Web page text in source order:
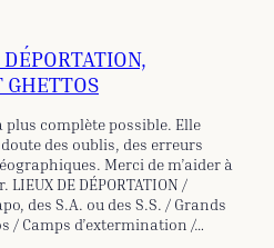
GHETTOS
plus complète possible. Elle
des oublis, des erreurs
Merci de m’aider à
DE DÉPORTATION /
des S.A. ou des S.S. / Grands
/ Camps d’extermination /…